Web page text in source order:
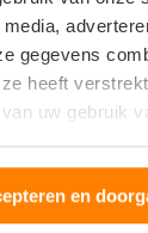
gegevens
heeft
uw gebruik
en
Alles Wat
beoordelingen